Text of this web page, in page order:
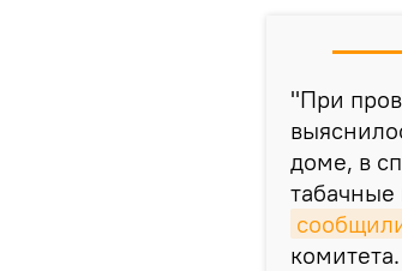
"При
доме, в
табачные
комитета.